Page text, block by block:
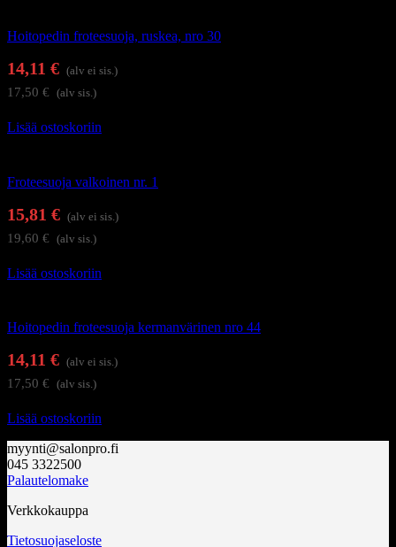
Hoitopedin froteesuoja, ruskea, nro 30
14,11 € (alv ei sis.)
17,50 € (alv sis.)
Lisää ostoskoriin
Froteesuoja valkoinen nr. 1
15,81 € (alv ei sis.)
19,60 € (alv sis.)
Lisää ostoskoriin
Hoitopedin froteesuoja kermanvärinen nro 44
14,11 € (alv ei sis.)
17,50 € (alv sis.)
Lisää ostoskoriin
myynti@salonpro.fi
045 3322500
Palautelomake
Verkkokauppa
Tietosuojaseloste